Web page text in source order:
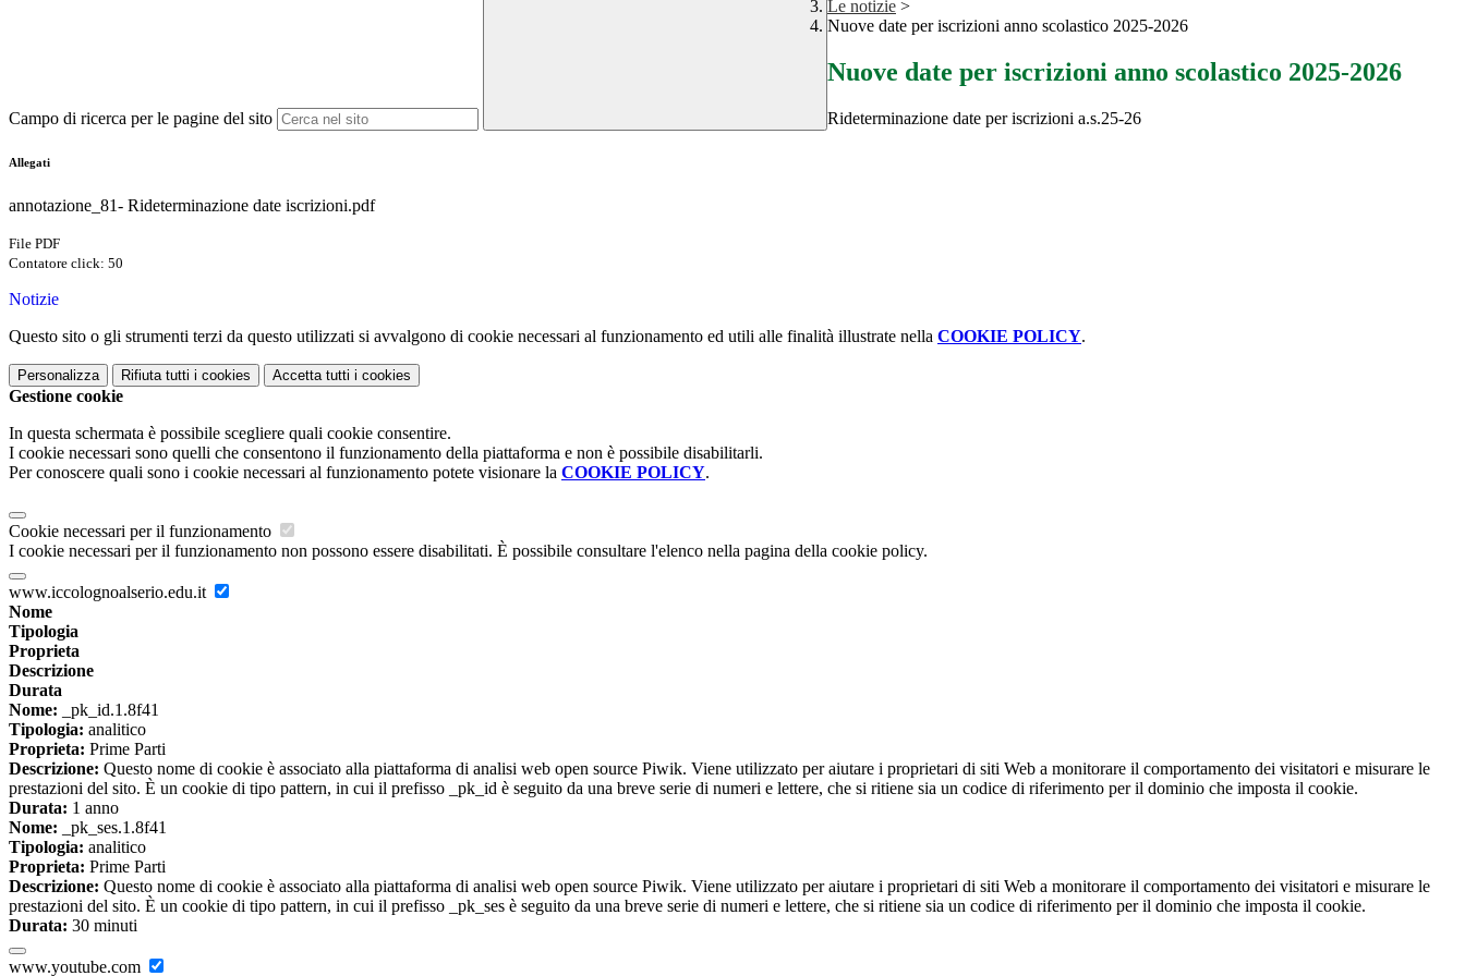
Campo di ricerca per le pagine del sito
Le notizie >
Nuove date per iscrizioni anno scolastico 2025-2026
Nuove date per iscrizioni anno scolastico 2025-2026
Rideterminazione date per iscrizioni a.s.25-26
Allegati
annotazione_81- Rideterminazione date iscrizioni.pdf
File PDF
Contatore click: 50
Notizie
Questo sito o gli strumenti terzi da questo utilizzati si avvalgono di cookie necessari al funzionamento ed utili alle finalità illustrate nella COOKIE POLICY.
Personalizza Rifiuta tutti i cookies Accetta tutti i cookies
Gestione cookie
In questa schermata è possibile scegliere quali cookie consentire.
I cookie necessari sono quelli che consentono il funzionamento della piattaforma e non è possibile disabilitarli.
Per conoscere quali sono i cookie necessari al funzionamento potete visionare la COOKIE POLICY.
Cookie necessari per il funzionamento
I cookie necessari per il funzionamento non possono essere disabilitati. È possibile consultare l'elenco nella pagina della cookie policy.
www.iccolognoalserio.edu.it
Nome
Tipologia
Proprieta
Descrizione
Durata
Nome: _pk_id.1.8f41
Tipologia: analitico
Proprieta: Prime Parti
Descrizione: Questo nome di cookie è associato alla piattaforma di analisi web open source Piwik. Viene utilizzato per aiutare i proprietari di siti Web a monitorare il comportamento dei visitatori e misurare le
prestazioni del sito. È un cookie di tipo pattern, in cui il prefisso _pk_id è seguito da una breve serie di numeri e lettere, che si ritiene sia un codice di riferimento per il dominio che imposta il cookie.
Durata: 1 anno
Nome: _pk_ses.1.8f41
Tipologia: analitico
Proprieta: Prime Parti
Descrizione: Questo nome di cookie è associato alla piattaforma di analisi web open source Piwik. Viene utilizzato per aiutare i proprietari di siti Web a monitorare il comportamento dei visitatori e misurare le
prestazioni del sito. È un cookie di tipo pattern, in cui il prefisso _pk_ses è seguito da una breve serie di numeri e lettere, che si ritiene sia un codice di riferimento per il dominio che imposta il cookie.
Durata: 30 minuti
www.youtube.com